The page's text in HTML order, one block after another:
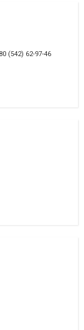
(542) 62-97-46